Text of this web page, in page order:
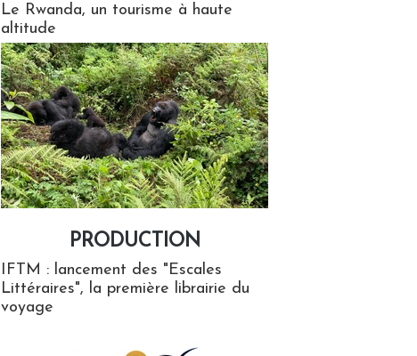
Le Rwanda, un tourisme à haute
altitude
PRODUCTION
IFTM : lancement des "Escales
Littéraires", la première librairie du
voyage